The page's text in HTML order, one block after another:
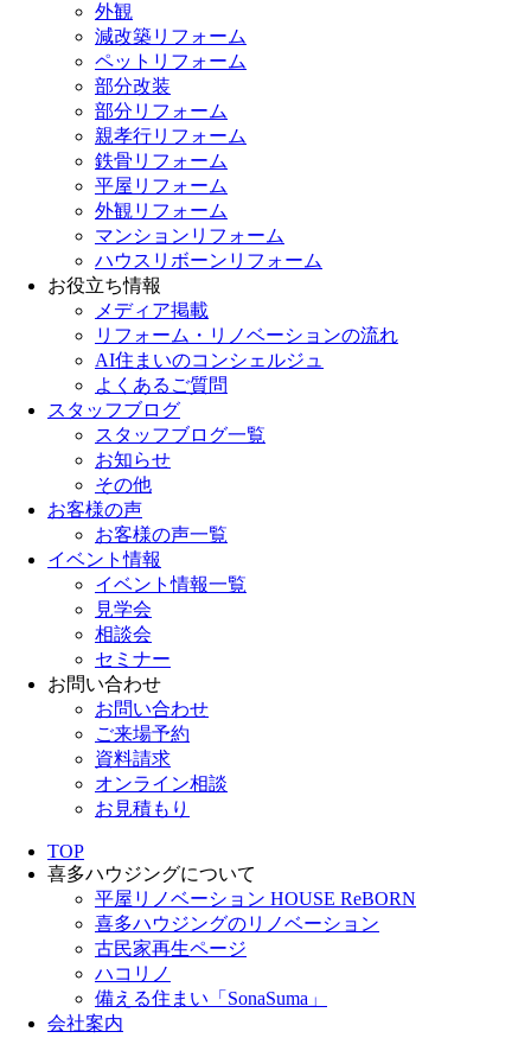
外観
減改築リフォーム
ペットリフォーム
部分改装
部分リフォーム
親孝行リフォーム
鉄骨リフォーム
平屋リフォーム
外観リフォーム
マンションリフォーム
ハウスリボーンリフォーム
お役立ち情報
メディア掲載
リフォーム・リノベーションの流れ
AI住まいのコンシェルジュ
よくあるご質問
スタッフブログ
スタッフブログ一覧
お知らせ
その他
お客様の声
お客様の声一覧
イベント情報
イベント情報一覧
見学会
相談会
セミナー
お問い合わせ
お問い合わせ
ご来場予約
資料請求
オンライン相談
お見積もり
TOP
喜多ハウジングについて
平屋リノベーション HOUSE ReBORN
喜多ハウジングのリノベーション
古民家再生ページ
ハコリノ
備える住まい「SonaSuma」
会社案内